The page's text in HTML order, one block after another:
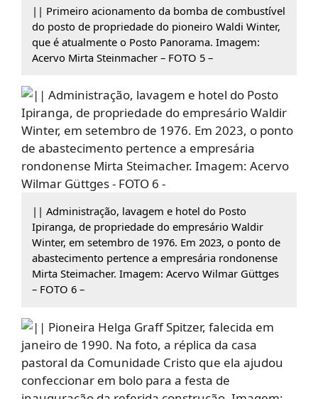
|| Primeiro acionamento da bomba de combustível
do posto de propriedade do pioneiro Waldi Winter,
que é atualmente o Posto Panorama. Imagem:
Acervo Mirta Steinmacher – FOTO 5 –
|| Administração, lavagem e hotel do Posto
Ipiranga, de propriedade do empresário Waldir
Winter, em setembro de 1976. Em 2023, o ponto de
abastecimento pertence a empresária rondonense
Mirta Steimacher. Imagem: Acervo Wilmar Güttges
– FOTO 6 –